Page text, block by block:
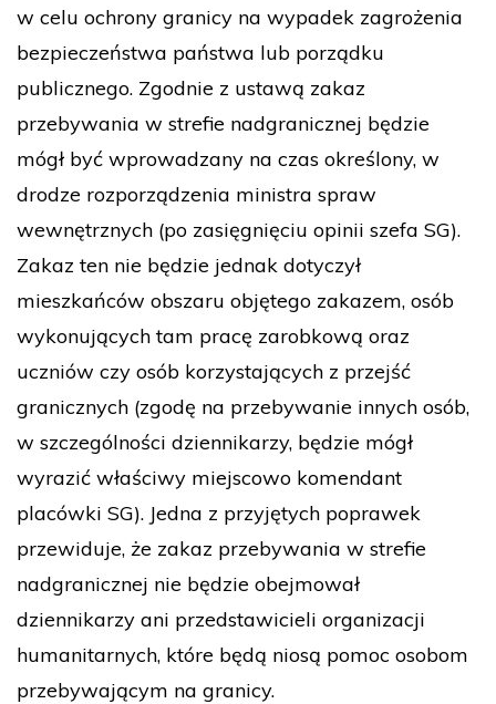
w celu ochrony granicy na wypadek zagrożenia
bezpieczeństwa państwa lub porządku
publicznego. Zgodnie z ustawą zakaz
przebywania w strefie nadgranicznej będzie
mógł być wprowadzany na czas określony, w
drodze rozporządzenia ministra spraw
wewnętrznych (po zasięgnięciu opinii szefa SG).
Zakaz ten nie będzie jednak dotyczył
mieszkańców obszaru objętego zakazem, osób
wykonujących tam pracę zarobkową oraz
uczniów czy osób korzystających z przejść
granicznych (zgodę na przebywanie innych osób,
w szczególności dziennikarzy, będzie mógł
wyrazić właściwy miejscowo komendant
placówki SG). Jedna z przyjętych poprawek
przewiduje, że zakaz przebywania w strefie
nadgranicznej nie będzie obejmował
dziennikarzy ani przedstawicieli organizacji
humanitarnych, które będą niosą pomoc osobom
przebywającym na granicy.